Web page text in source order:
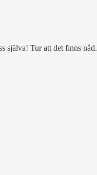
själva! Tur att det finns nåd.